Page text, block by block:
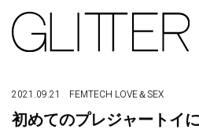
2021.09.21 FEMTECH LOVE＆SEX
初めてのプレジャートイ